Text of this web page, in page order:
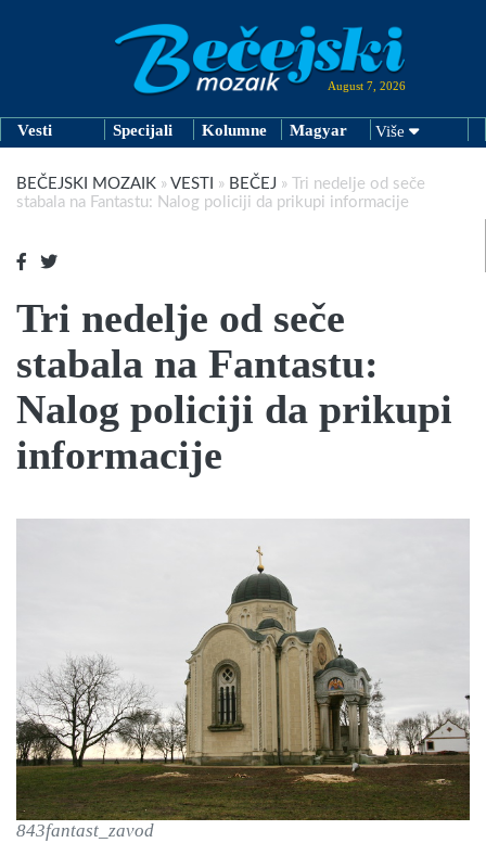
August 7, 2026
Vesti Specijali Kolumne Magyar Više
BEČEJSKI MOZAIK » VESTI » BEČEJ »
Tri nedelje od seče
stabala na Fantastu: Nalog policiji da prikupi informacije
Tri nedelje od seče
stabala na Fantastu:
Nalog policiji da prikupi
informacije
843fantast_zavod